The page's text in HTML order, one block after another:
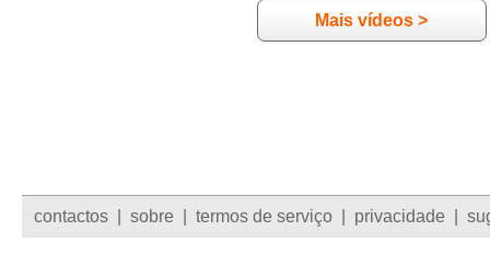
Mais vídeos >
contactos sobre termos de serviço privacidade